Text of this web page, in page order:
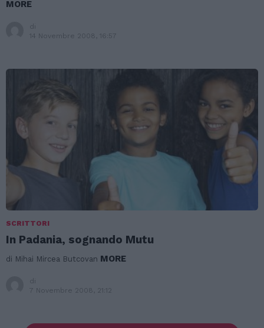
MORE
di
14 Novembre 2008, 16:57
SCRITTORI
In Padania, sognando Mutu
di Mihai Mircea Butcovan MORE
di
7 Novembre 2008, 21:12